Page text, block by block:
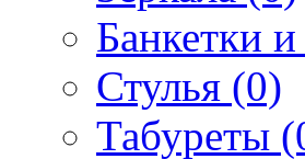
Банкетки
Стулья (0)
Табуреты